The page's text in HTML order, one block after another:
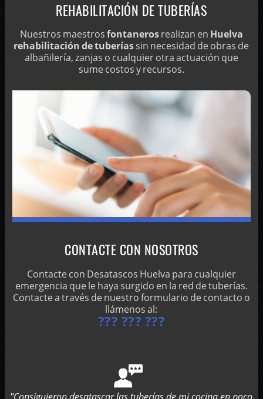
REHABILITACIÓN DE TUBERÍAS
Nuestros maestrosfontanerosrealizan en Huelva
rehabilitación de tuberíassin necesidad de obras de
albañilería, zanjas o cualquier otra actuación que
sume costos y recursos.
CONTACTE CON NOSOTROS
Contacte con Desatascos Huelva para cualquier
emergencia que le haya surgido en la red de tuberías.
Contacte a través de nuestro formulario de contacto o
llámenos al:
??? ??? ???